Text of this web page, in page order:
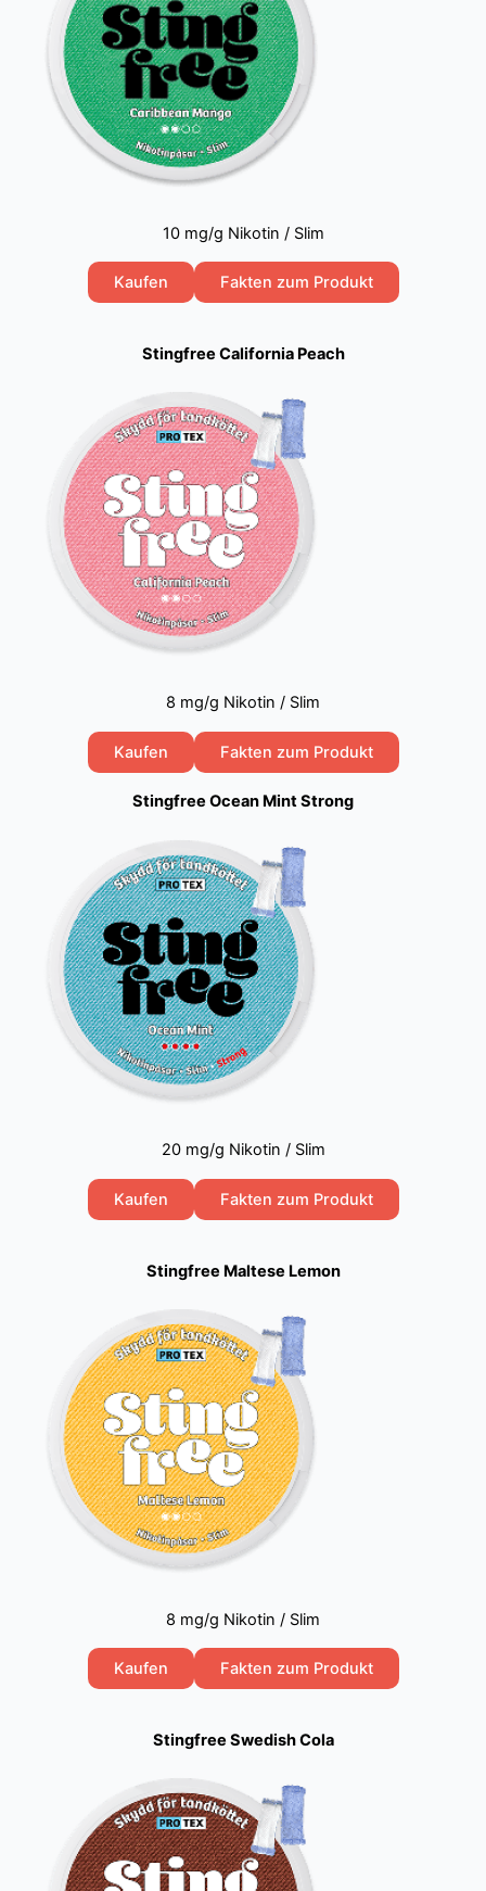
10 mg/g Nikotin / Slim
Kaufen Fakten zum Produkt
Stingfree California Peach
8 mg/g Nikotin / Slim
Kaufen Fakten zum Produkt
Stingfree Ocean Mint Strong
20 mg/g Nikotin / Slim
Kaufen Fakten zum Produkt
Stingfree Maltese Lemon
8 mg/g Nikotin / Slim
Kaufen Fakten zum Produkt
Stingfree Swedish Cola